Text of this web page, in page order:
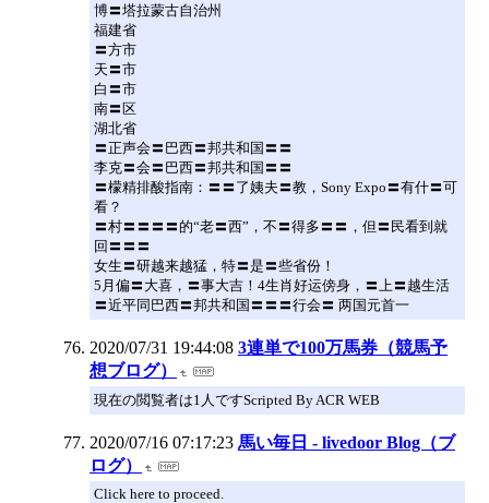
博〓塔拉蒙古自治州
福建省
〓方市
天〓市
白〓市
南〓区
湖北省
〓正声会〓巴西〓邦共和国〓〓
李克〓会〓巴西〓邦共和国〓〓
〓檬精排酸指南：〓〓了姨夫〓教，Sony Expo〓有什〓可
看？
〓村〓〓〓〓的“老〓西”，不〓得多〓〓，但〓民看到就
回〓〓〓
女生〓研越来越猛，特〓是〓些省份！
5月偏〓大喜，〓事大吉！4生肖好运傍身，〓上〓越生活
〓近平同巴西〓邦共和国〓〓〓行会〓 两国元首一
2020/07/31 19:44:08 3連単で100万馬券（競馬予
想ブログ）
現在の閲覧者は1人ですScripted By ACR WEB
2020/07/16 07:17:23 馬い毎日 - livedoor Blog（ブ
ログ）
Click here to proceed.